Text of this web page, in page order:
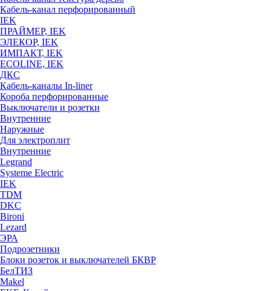
Кабель-канал перфорированный
IEK
ПРАЙМЕР, IEK
ЭЛЕКОР, IEK
ИМПАКТ, IEK
ECOLINE, IEK
ДКС
Кабель-каналы In-liner
Короба перфорированные
Выключатели и розетки
Внутренние
Наружные
Для электроплит
Внутренние
Legrand
Systeme Electric
IEK
TDM
DKC
Bironi
Lezard
ЭРА
Подрозетники
Блоки розеток и выключателей БКВР
БелТИЗ
Makel